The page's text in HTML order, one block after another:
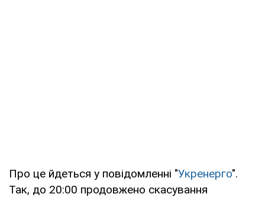
Про це йдеться у повідомленні "Укренерго".
Так, до 20:00 продовжено скасування